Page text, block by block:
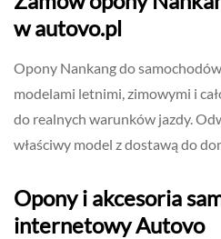
w autovo.pl
Opony Nankang do
modelami letnimi, zimowymi i
do realnych warunków jazdy.
właściwy model z dostawą do
Opony i akcesoria
internetowy Autovo